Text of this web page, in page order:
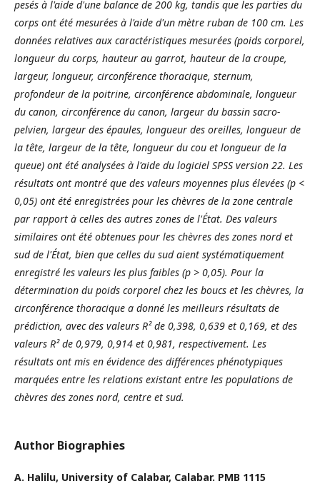
pesés à l'aide d'une balance de 200 kg, tandis que les parties du
corps ont été mesurées à l'aide d'un mètre ruban de 100 cm. Les
données relatives aux caractéristiques mesurées (poids corporel,
longueur du corps, hauteur au garrot, hauteur de la croupe,
largeur, longueur, circonférence thoracique, sternum,
profondeur de la poitrine, circonférence abdominale, longueur
du canon, circonférence du canon, largeur du bassin sacro-
pelvien, largeur des épaules, longueur des oreilles, longueur de
la tête, largeur de la tête, longueur du cou et longueur de la
queue) ont été analysées à l'aide du logiciel SPSS version 22. Les
résultats ont montré que des valeurs moyennes plus élevées (p <
0,05) ont été enregistrées pour les chèvres de la zone centrale
par rapport à celles des autres zones de l'État. Des valeurs
similaires ont été obtenues pour les chèvres des zones nord et
sud de l'État, bien que celles du sud aient systématiquement
enregistré les valeurs les plus faibles (p > 0,05). Pour la
détermination du poids corporel chez les boucs et les chèvres, la
circonférence thoracique a donné les meilleurs résultats de
prédiction, avec des valeurs R² de 0,398, 0,639 et 0,169, et des
valeurs R² de 0,979, 0,914 et 0,981, respectivement. Les
résultats ont mis en évidence des différences phénotypiques
marquées entre les relations existant entre les populations de
chèvres des zones nord, centre et sud.
Author Biographies
A. Halilu, University of Calabar, Calabar. PMB 1115